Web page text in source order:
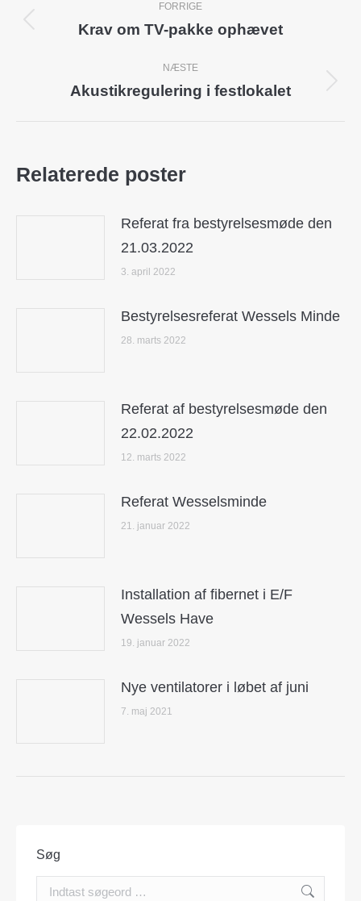
navigation
FORRIGE
Previous
Krav om TV-pakke ophævet
NÆSTE
Next
Akustikregulering i festlokalet
Relaterede poster
Referat fra bestyrelsesmøde den
21.03.2022
3. april 2022
Bestyrelsesreferat Wessels Minde
28. marts 2022
Referat af bestyrelsesmøde den
22.02.2022
12. marts 2022
Referat Wesselsminde
21. januar 2022
Installation af fibernet i E/F
Wessels Have
19. januar 2022
Nye ventilatorer i løbet af juni
7. maj 2021
Søg
Search: